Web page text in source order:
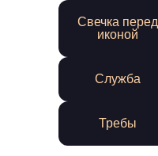
Свечка перед
иконой
Служба
Требы